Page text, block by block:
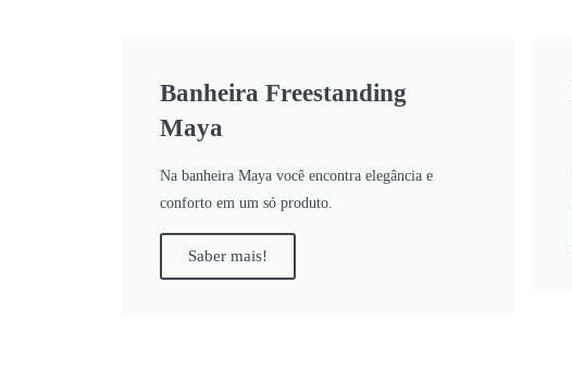
Banheira Freestanding
Maya
Na banheira Maya você encontra elegância e
conforto em um só produto.
Saber mais!